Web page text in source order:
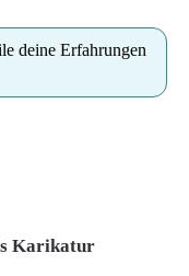
deine Erfahrungen
Karikatur